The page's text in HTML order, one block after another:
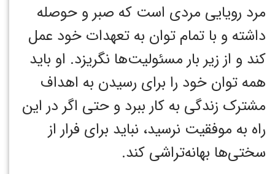
مرد رویایی مردی است که صبر و حوصله
داشته و با تمام توان به تعهدات خود عمل
کند و از زیر بار مسئولیت‌ها نگریزد. او باید
همه توان خود را برای رسیدن به اهداف
مشترک زندگی به کار ببرد و حتی اگر در این
راه به موفقیت نرسید، نباید برای فرار از
سختی‌ها بهانه‌تراشی کند.